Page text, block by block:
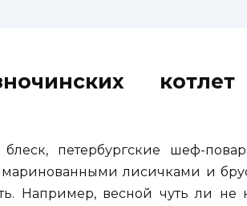
петербургские шеф-
лисичками и
Например, весной чуть ли не